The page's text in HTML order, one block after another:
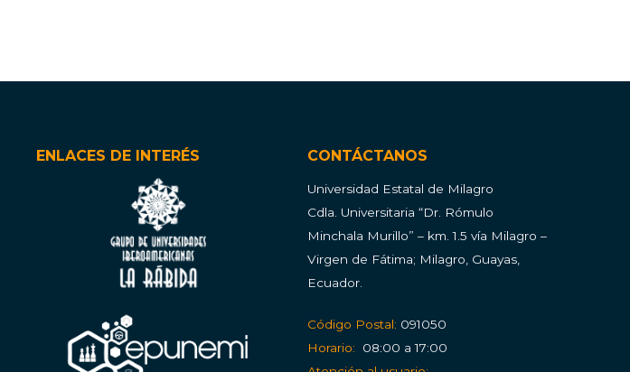
ENLACES DE INTERÉS CONTÁCTANOS
Universidad Estatal de Milagro
Cdla. Universitaria “Dr. Rómulo
Minchala Murillo” – km. 1.5 vía Milagro –
Virgen de Fátima; Milagro, Guayas,
Ecuador.
Código Postal: 091050
Horario:
08:00 a 17:00